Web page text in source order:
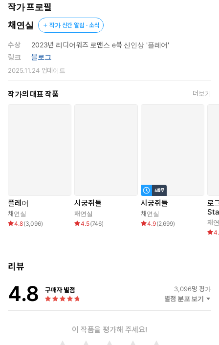
순식간에 활활 번지고 있는 줄도 모르고.
작가 프로필
채연실
작가 신간 알림 · 소식
수상
2023년 리디어워즈 로맨스 e북 신인상 '플레어'
링크
블로그
2025.11.24업데이트
작가의 대표 작품 더보기
플레어
채연실
4.8(3,096)
시궁쥐들
채연실
4.5(746)
시궁쥐들
채연실
4.9(2,699)
로
채
리뷰
4.8 구매자 별점 3,096명 평가
별점 분포 보기
이 작품을 평가해 주세요!